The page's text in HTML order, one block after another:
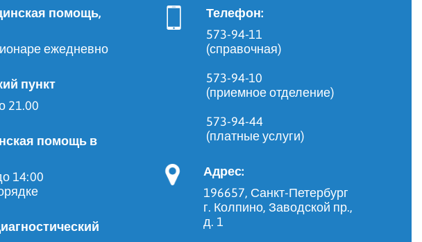
помощь,
ежедневно
пункт
21.00
помощь в
14:00
Телефон:
573-94-11
(справочная)
573-94-10
(приемное отделение)
573-94-44
(платные услуги)
Адрес:
196657, Санкт-Петербург
г. Колпино, Заводской пр.,
д. 1